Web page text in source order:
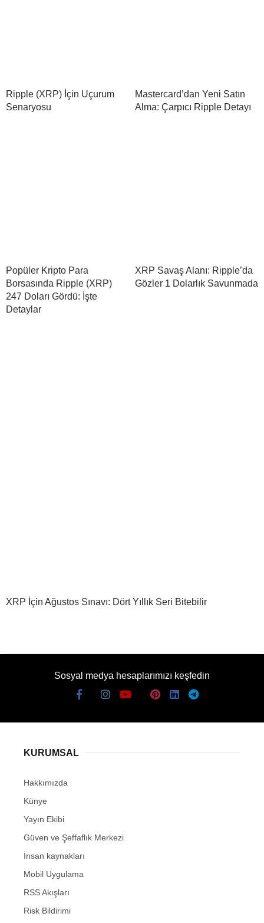
Ripple (XRP) İçin Uçurum
Senaryosu
Mastercard’dan Yeni Satın
Alma: Çarpıcı Ripple Detayı
Popüler Kripto Para
Borsasında Ripple (XRP)
247 Doları Gördü: İşte
Detaylar
XRP Savaş Alanı: Ripple’da
Gözler 1 Dolarlık Savunmada
XRP İçin Ağustos Sınavı: Dört Yıllık Seri Bitebilir
Sosyal medya hesaplarımızı keşfedin
KURUMSAL
Hakkımızda
Künye
Yayın Ekibi
Güven ve Şeffaflık Merkezi
İnsan kaynakları
Mobil Uygulama
RSS Akışları
Risk Bildirimi